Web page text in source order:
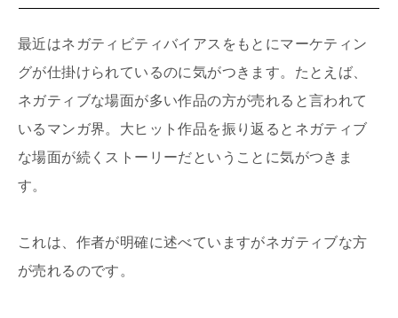
最近はネガティビティバイアスをもとにマーケティン
グが仕掛けられているのに気がつきます。たとえば、
ネガティブな場面が多い作品の方が売れると言われて
いるマンガ界。大ヒット作品を振り返るとネガティブ
な場面が続くストーリーだということに気がつきま
す。
これは、作者が明確に述べていますがネガティブな方
が売れるのです。